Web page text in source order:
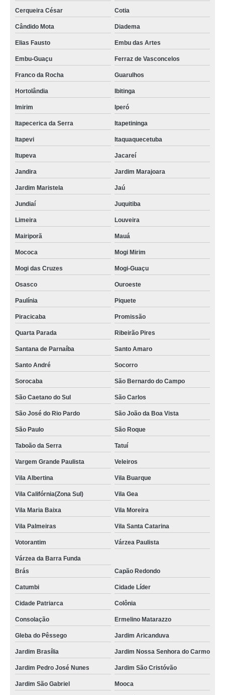
Cerqueira César Cotia
Cândido Mota Diadema
Elias Fausto Embu das Artes
Embu-Guaçu Ferraz de Vasconcelos
Franco da Rocha Guarulhos
Hortolândia Ibitinga
Imirim Iperó
Itapecerica da Serra Itapetininga
Itapevi Itaquaquecetuba
Itupeva Jacareí
Jandira Jardim Marajoara
Jardim Maristela Jaú
Jundiaí Juquitiba
Limeira Louveira
Mairiporã Mauá
Mococa Mogi Mirim
Mogi das Cruzes Mogi-Guaçu
Osasco Ouroeste
Paulínia Piquete
Piracicaba Promissão
Quarta Parada Ribeirão Pires
Santana de Parnaíba Santo Amaro
Santo André Socorro
Sorocaba São Bernardo do Campo
São Caetano do Sul São Carlos
São José do Rio Pardo São João da Boa Vista
São Paulo São Roque
Taboão da Serra Tatuí
Vargem Grande Paulista Veleiros
Vila Albertina Vila Buarque
Vila Califórnia(Zona Sul) Vila Gea
Vila Maria Baixa Vila Moreira
Vila Palmeiras Vila Santa Catarina
Votorantim Várzea Paulista
Várzea da Barra Funda
Brás
Capão Redondo
Catumbi Cidade Líder
Cidade Patriarca Colônia
Consolação Ermelino Matarazzo
Gleba do Pêssego Jardim Aricanduva
Jardim Brasília Jardim Nossa Senhora do Carmo
Jardim Pedro José Nunes Jardim São Cristóvão
Jardim São Gabriel Mooca